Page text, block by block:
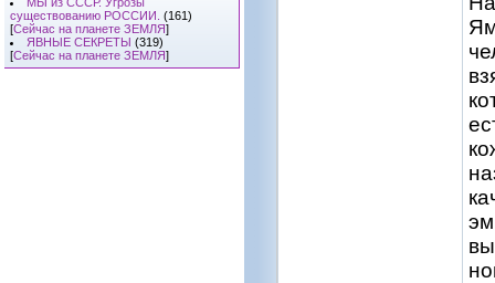
существованию РОССИИ. (161)
[Сейчас на планете ЗЕМЛЯ]
ЯВНЫЕ СЕКРЕТЫ (319)
[Сейчас на планете ЗЕМЛЯ]